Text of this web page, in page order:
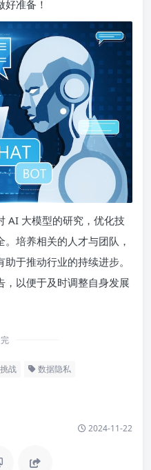
准备！
AI 大模型的研究，优化技
培养相关的人才与团队，
于推动行业的持续进步。
，以便于及时调整自身发展
战 数据隐私
2024-11-22